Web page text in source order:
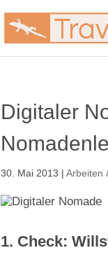
Digitaler
30. Mai 2013 | Arbeiten
1. Check: